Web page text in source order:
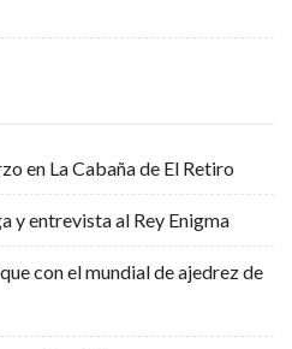
en La Cabaña de El Retiro
y entrevista al Rey Enigma
con el mundial de ajedrez de